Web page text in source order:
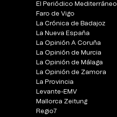
El Periódico Mediterráneo
Faro de Vigo
La Crónica de Badajoz
La Nueva España
La Opinión A Coruña
La Opinión de Murcia
La Opinión de Málaga
La Opinión de Zamora
La Provincia
Levante-EMV
Mallorca Zeitung
Regio7